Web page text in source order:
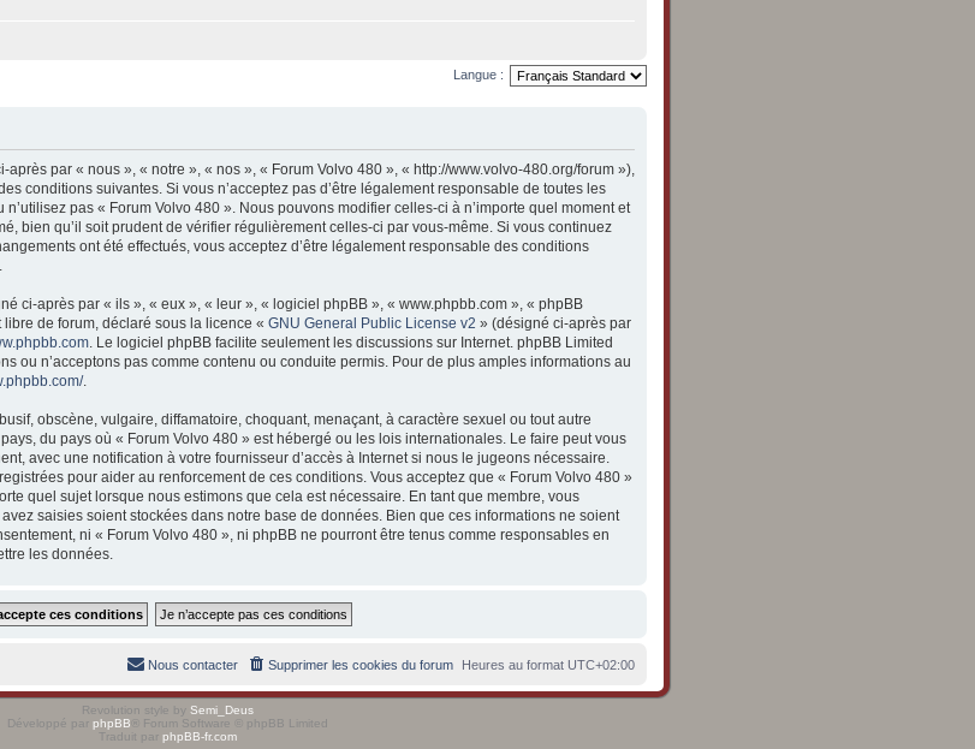
Langue :
par « nous », « notre », « nos », « Forum Volvo 480 », « http://www.volvo-480.org/forum »),
conditions suivantes. Si vous n’acceptez pas d’être légalement responsable de toutes les
pas « Forum Volvo 480 ». Nous pouvons modifier celles-ci à n’importe quel moment et
bien qu’il soit prudent de vérifier régulièrement celles-ci par vous-même. Si vous continuez
ont été effectués, vous acceptez d’être légalement responsable des conditions
ci-après par « ils », « eux », « leur », « logiciel phpBB », « www.phpbb.com », « phpBB
de forum, déclaré sous la licence « GNU General Public License v2 » (désigné ci-après par
. Le logiciel phpBB facilite seulement les discussions sur Internet. phpBB Limited
ou n’acceptons pas comme contenu ou conduite permis. Pour de plus amples informations au
.
obscène, vulgaire, diffamatoire, choquant, menaçant, à caractère sexuel ou tout autre
du pays où « Forum Volvo 480 » est hébergé ou les lois internationales. Le faire peut vous
avec une notification à votre fournisseur d’accès à Internet si nous le jugeons nécessaire.
pour aider au renforcement de ces conditions. Vous acceptez que « Forum Volvo 480 »
quel sujet lorsque nous estimons que cela est nécessaire. En tant que membre, vous
saisies soient stockées dans notre base de données. Bien que ces informations ne soient
ni « Forum Volvo 480 », ni phpBB ne pourront être tenus comme responsables en
les données.
Heures au format UTC+02:00
Supprimer les cookies du forum
Nous contacter
Revolution style by Semi_Deus
Développé par phpBB ® Forum Software © phpBB Limited
Traduit par phpBB-fr.com